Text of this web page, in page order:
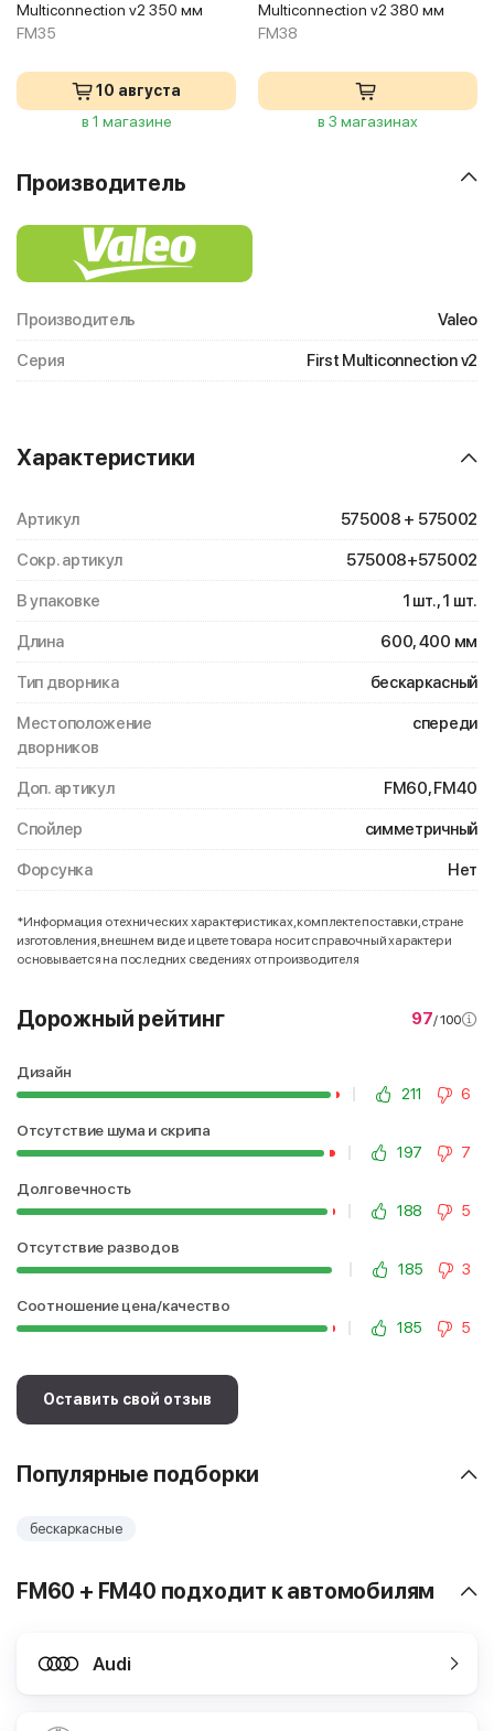
Multiconnection v2 350 мм
FM35
10 августа
в 1 магазине
Multiconnection v2 380 мм
FM38
в 3 магазинах
Производитель
Производитель Valeo
Серия First Multiconnection v2
Характеристики
Артикул 575008 + 575002
Сокр. артикул 575008+575002
В упаковке 1 шт., 1 шт.
Длина 600, 400 мм
Тип дворника бескаркасный
Местоположение
дворников
спереди
Доп. артикул FM60, FM40
Спойлер симметричный
Форсунка Нет
*Информация о технических характеристиках, комплекте поставки, стране
изготовления, внешнем виде и цвете товара носит справочный характер и
основывается на последних сведениях от производителя
Дорожный рейтинг 97/ 100
Дизайн
211
6
Отсутствие шума и скрипа
197
7
Долговечность
188
5
Отсутствие разводов
185
3
Соотношение цена/качество
185
5
Оставить свой отзыв
Популярные подборки
бескаркасные
FM60 + FM40 подходит к автомобилям
Audi